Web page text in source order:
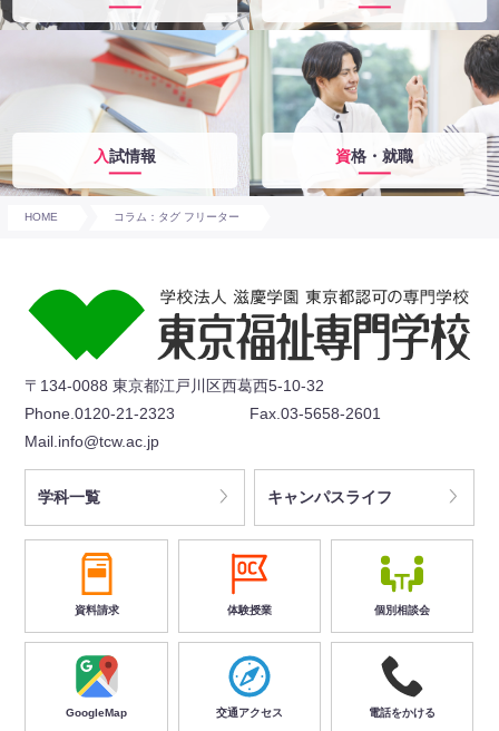
入試情報 資格・就職
HOME コラム：タグ フリーター
〒134-0088 東京都江戸川区西葛西5-10-32
Phone.0120-21-2323
Fax.03-5658-2601
Mail.info@tcw.ac.jp
学科一覧 キャンパスライフ
資料請求 体験授業 個別相談会
GoogleMap 交通アクセス 電話をかける